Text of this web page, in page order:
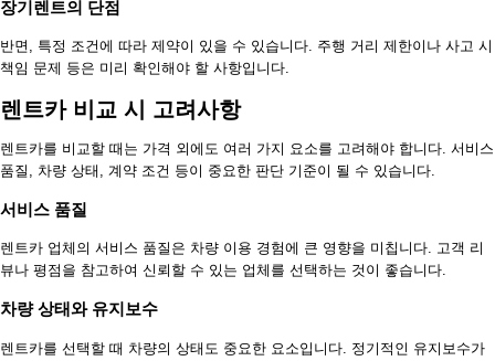
장기렌트의 단점
반면, 특정 조건에 따라 제약이 있을 수 있습니다. 주행 거리 제한이나 사고 시
책임 문제 등은 미리 확인해야 할 사항입니다.
렌트카 비교 시 고려사항
렌트카를 비교할 때는 가격 외에도 여러 가지 요소를 고려해야 합니다. 서비스
품질, 차량 상태, 계약 조건 등이 중요한 판단 기준이 될 수 있습니다.
서비스 품질
렌트카 업체의 서비스 품질은 차량 이용 경험에 큰 영향을 미칩니다. 고객 리
뷰나 평점을 참고하여 신뢰할 수 있는 업체를 선택하는 것이 좋습니다.
차량 상태와 유지보수
렌트카를 선택할 때 차량의 상태도 중요한 요소입니다. 정기적인 유지보수가